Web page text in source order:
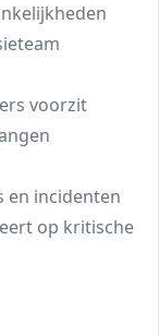
voorzit
en incidenten
op kritische